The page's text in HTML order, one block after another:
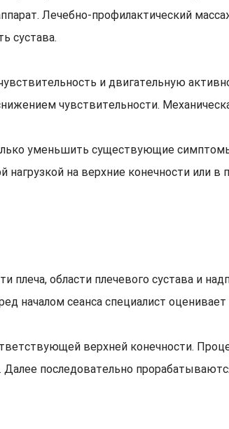
Лечебно-профилактический
сустава.
и двигательную
чувствительности.
уменьшить существующие
на верхние конечности или в
плеча, области плечевого сустава и
началом сеанса специалист
верхней конечности.
последовательно